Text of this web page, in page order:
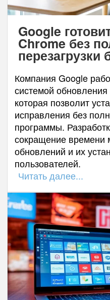
Google
Chrome без
перезагрузки
Компания Google
системой
которая позволит
исправления без
программы.
сокращение времени
обновлений и их
пользователей.
Читать далее...